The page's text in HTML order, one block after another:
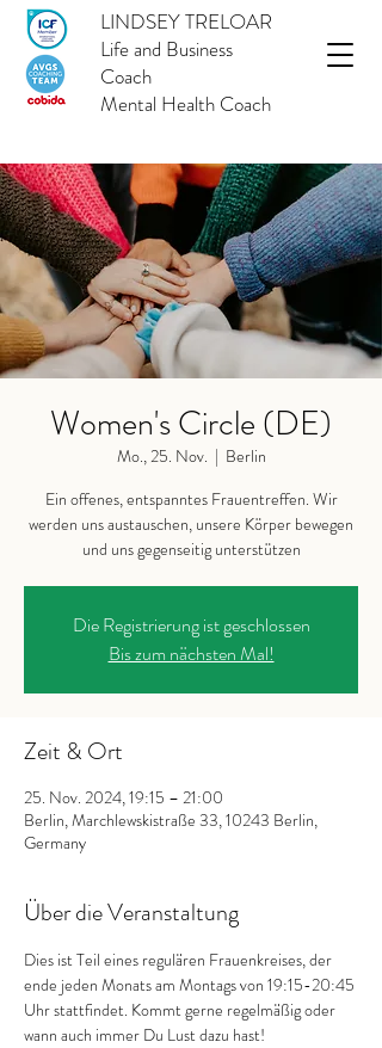
LINDSEY TRELOAR
Life and Business
Coach
Mental Health Coach
Women's Circle (DE)
Mo., 25. Nov.
  |
Berlin
Ein offenes, entspanntes Frauentreffen. Wir
werden uns austauschen, unsere Körper bewegen
und uns gegenseitig unterstützen
Die Registrierung ist geschlossen
Bis zum nächsten Mal!
Zeit & Ort
25. Nov. 2024, 19:15 – 21:00
Berlin, Marchlewskistraße 33, 10243 Berlin,
Germany
Über die Veranstaltung
Dies ist Teil eines regulären Frauenkreises, der
ende jeden Monats am Montags von 19:15-20:45
Uhr stattfindet. Kommt gerne regelmäßig oder
wann auch immer Du Lust dazu hast!